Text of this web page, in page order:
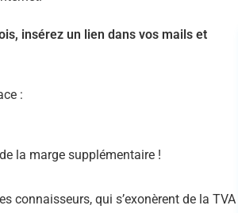
insérez un lien dans vos mails et
:
la marge supplémentaire !
connaisseurs, qui s’exonèrent de la TVA